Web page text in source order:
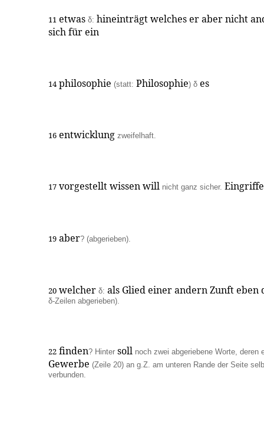
11 etwas δ: hineinträgt welches er aber nicht
sich für ein
14 philosophie (statt: Philosophie) δ es
16 entwicklung zweifelhaft.
17 vorgestellt wissen will nicht ganz sicher. Eingriffe
19 aber? (abgerieben).
20 welcher δ: als Glied einer andern Zunft eben
δ-Zeilen abgerieben).
22 finden? Hinter soll noch zwei abgeriebene Worte, deren
Gewerbe (Zeile 20) an g.Z. am unteren Rande der Seite
verbunden.